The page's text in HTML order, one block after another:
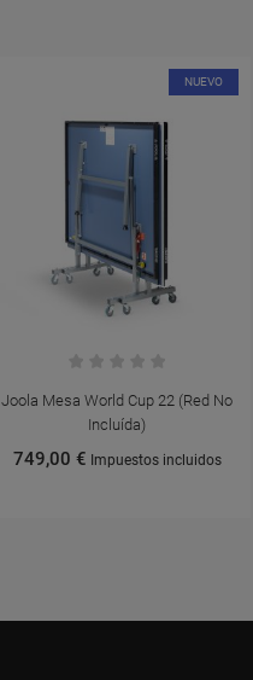
NUEVO
Joola Mesa World Cup 22 (red No
Incluída)
749,00 € Impuestos incluidos